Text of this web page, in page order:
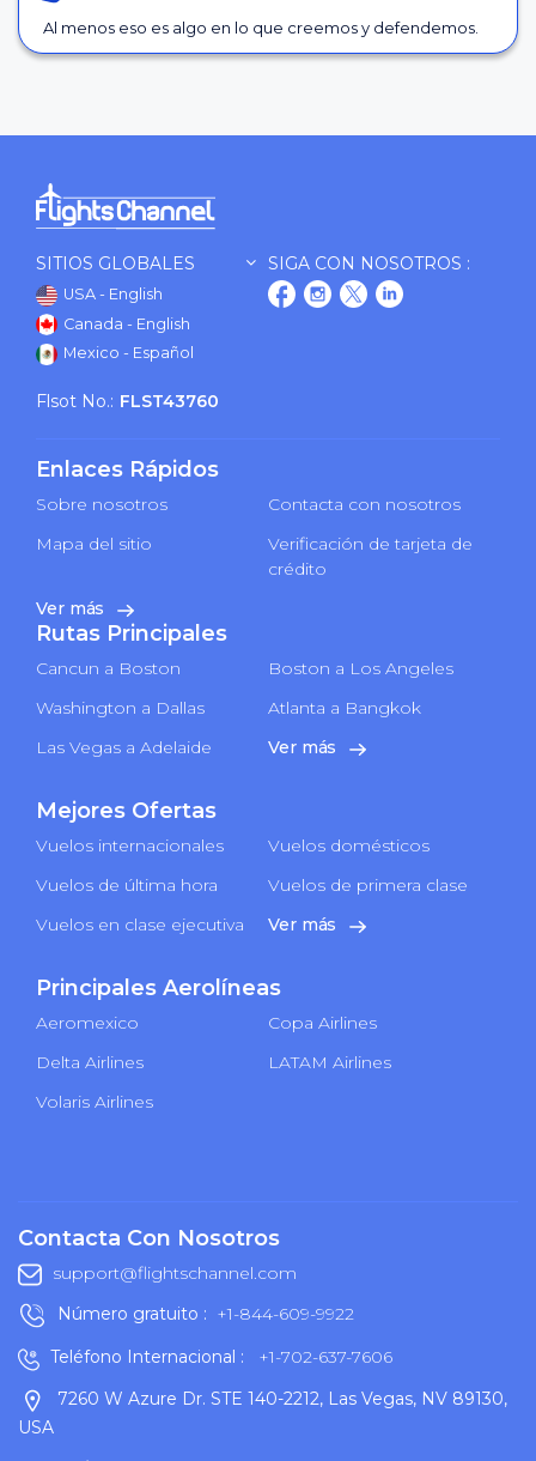
Al menos eso es algo en lo que creemos y defendemos.
SITIOS GLOBALES
USA - English
Canada - English
Mexico - Español
SIGA CON NOSOTROS :
Flsot No.: FLST43760
Enlaces Rápidos
Sobre nosotros
Contacta con nosotros
Mapa del sitio
Verificación de tarjeta de
crédito
Ver más
Rutas Principales
Cancun a Boston
Boston a Los Angeles
Washington a Dallas
Atlanta a Bangkok
Las Vegas a Adelaide
Ver más
Mejores Ofertas
Vuelos internacionales
Vuelos domésticos
Vuelos de última hora
Vuelos de primera clase
Vuelos en clase ejecutiva
Ver más
Principales Aerolíneas
Aeromexico
Copa Airlines
Delta Airlines
LATAM Airlines
Volaris Airlines
Contacta Con Nosotros
support@flightschannel.com
Número gratuito : +1-844-609-9922
Teléfono Internacional :
+1-702-637-7606
7260 W Azure Dr. STE 140-2212, Las Vegas, NV 89130,
USA